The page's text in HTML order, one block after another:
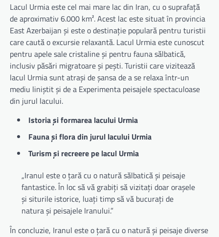
Lacul Urmia este cel mai mare lac din Iran, cu o suprafață
de aproximativ 6.000 km². Acest lac este situat în provincia
East Azerbaijan și este o destinație populară pentru turistii
care caută o excursie relaxantă. Lacul Urmia este cunoscut
pentru apele sale cristaline și pentru fauna sălbatică,
inclusiv păsări migratoare și pești. Turistii care vizitează
lacul Urmia sunt atrași de șansa de a se relaxa într-un
mediu liniștit și de a Experimenta peisajele spectaculoase
din jurul lacului.
Istoria și formarea lacului Urmia
Fauna și flora din jurul lacului Urmia
Turism și recreere pe lacul Urmia
„Iranul este o țară cu o natură sălbatică și peisaje
fantastice. În loc să vă grabiți să vizitați doar orașele
și siturile istorice, luați timp să vă bucurați de
natura și peisajele Iranului.”
În concluzie, Iranul este o țară cu o natură și peisaje diverse